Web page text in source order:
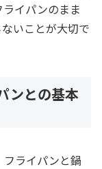
イパンのまま
いことが大切で
ンとの基本
ライパンと鍋